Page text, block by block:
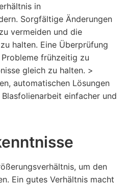
in
Sorgfältige Änderungen
vermeiden und die
halten. Eine Überprüfung
frühzeitig zu
gleich zu halten. >
automatischen Lösungen
Blasfolienarbeit einfacher und
um den
Ein gutes Verhältnis macht